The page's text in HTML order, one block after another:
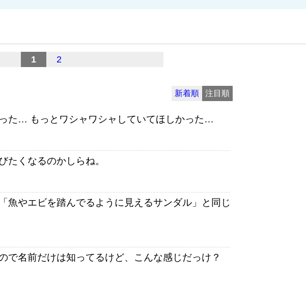
1 2
新着順 注目順
た… もっとワシャワシャしていてほしかった…
たくなるのかしらね。
魚やエビを踏んでるように見えるサンダル」と同じ
で名前だけは知ってるけど、こんな感じだっけ？